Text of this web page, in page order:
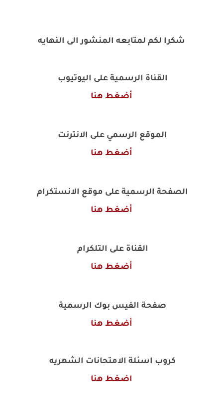
شكرا لكم لمتابعه المنشور الى النهايه
القناة الرسمية على اليوتيوب
أضغط هنا
الموقع الرسمي على الانترنت
أضغط هنا
الصفحة الرسمية على موقع الانستكرام
أضغط هنا
القناة على التلكرام
أضغط هنا
صفحة الفيس بوك الرسمية
أضغط هنا
كروب اسئلة الامتحانات الشهريه
اضغط هنا